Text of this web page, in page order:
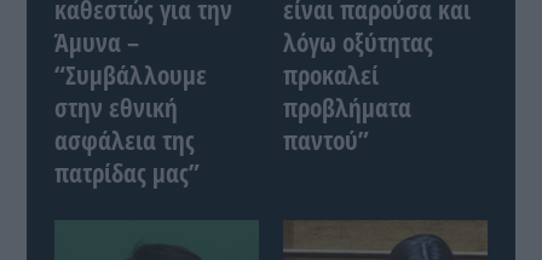
καθεστώς για την
Άμυνα –
“Συμβάλλουμε
στην εθνική
ασφάλεια της
πατρίδας μας”
είναι παρούσα και
λόγω οξύτητας
προκαλεί
προβλήματα
παντού”